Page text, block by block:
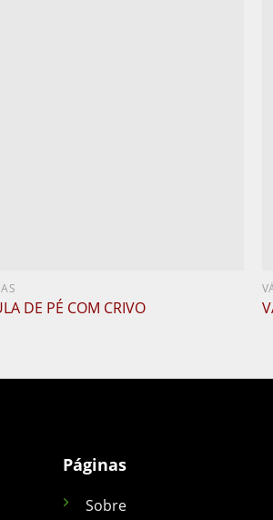
DE PÉ COM CRIVO
Páginas
Sobre